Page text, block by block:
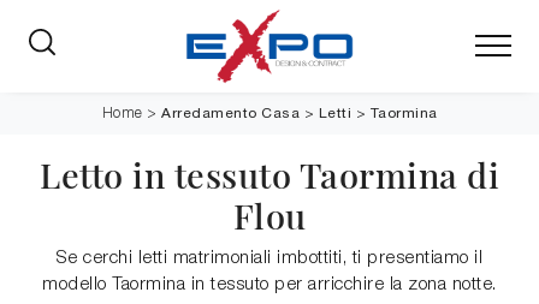
Home > Arredamento Casa > Letti > Taormina
Letto in tessuto Taormina di
Flou
Se cerchi letti matrimoniali imbottiti, ti presentiamo il
modello Taormina in tessuto per arricchire la zona notte.